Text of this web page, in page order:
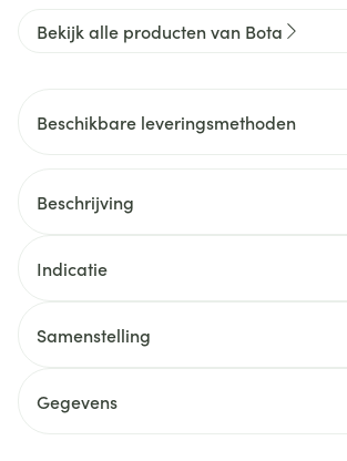
Bekijk alle producten van Bota
Beschikbare leveringsmethoden
Beschrijving
Indicatie
Samenstelling
Gegevens